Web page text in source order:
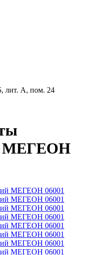
лит. А, пом. 24
МЕГЕОН